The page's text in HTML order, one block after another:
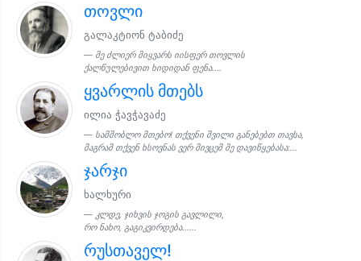
თოვლი
გალაკტიონ ტაბიძე
მე ძლიერ მიყვარს იისფერ თოვლის
ქალწულებივით ხიდიდან ფენა....
ყვარლის მთებს
ილია ჭავჭავაძე
სამშობლო მთებო! თქვენი შვილი განებებთ თავსა,
მაგრამ თქვენ ხსოვნას ვერ მივცემ მე დავიწყებასა:...
ჯარჯი
ხალხური
კლდე, ჯიხვის ჯოგის გავლილი,
რო ნახო, გაგიკვირდება......
რუსთაველ!